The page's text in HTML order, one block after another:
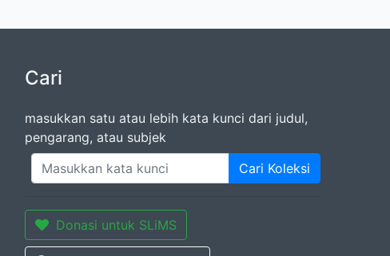
Cari
masukkan satu atau lebih kata kunci dari judul,
pengarang, atau subjek
Cari Koleksi
Donasi untuk SLiMS